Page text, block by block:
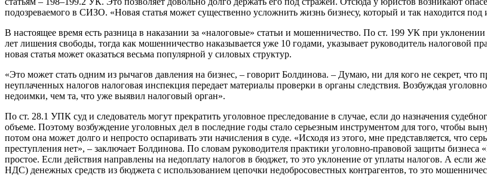
подозреваемого в СИЗО. «Новая статья может существенно усложнить жизнь бизнесу, который и так находится
В настоящее время есть разница в наказании за «налоговые» статьи и мошенничество. По ст. 199 УК при
лет лишения свободы, тогда как мошенничество наказывается уже 10 годами, указывает руководитель налоговой
новая статья может оказаться весьма популярной у силовых структур.
«Это может стать одним из рычагов давления на бизнес, – говорит Болдинова. – Думаю, ни для кого не секрет,
неуплаченных налогов налоговая инспекция передает материалы проверки в органы следствия. Возбуждая
недоимки, чем та, что уже выявил налоговый орган».
По ст. 28.1 УПК суд и следователь могут прекратить уголовное преследование в случае, если до назначения
объеме. Поэтому возбуждение уголовных дел в последние годы стало серьезным инструментом для того, чтобы
потом она может долго и непросто оспаривать эти начисления в суде. «Исходя из этого, мне представляется, что
преступления нет», – заключает Болдинова. По словам руководителя практики уголовно-правовой защиты
простое. Если действия направлены на недоплату налогов в бюджет, то это уклонение от уплаты налогов. А если
НДС) денежных средств из бюджета с использованием цепочки недобросовестных контрагентов, то это